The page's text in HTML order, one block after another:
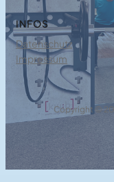
INFOS
Datenschutz
Impressum
Copyright ©